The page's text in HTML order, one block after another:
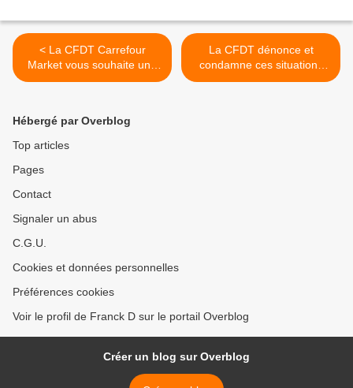
< La CFDT Carrefour
Market vous souhaite une
bonne année 2021.
La CFDT dénonce et
condamne ces situations
inacceptables de gachis! >
Hébergé par Overblog
Top articles
Pages
Contact
Signaler un abus
C.G.U.
Cookies et données personnelles
Préférences cookies
Voir le profil de Franck D sur le portail Overblog
Créer un blog sur Overblog